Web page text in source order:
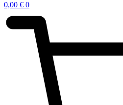
0,00 € 0